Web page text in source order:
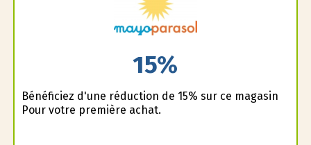
15%
Bénéficiez d'une réduction de 15% sur ce magasin
Pour votre première achat.